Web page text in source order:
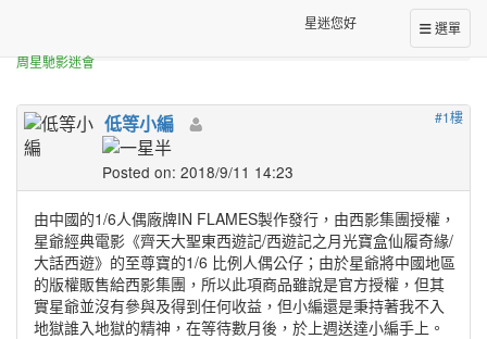
選單
星迷您好
周星馳影迷會
#1樓
低等小編
Posted on: 2018/9/11 14:23
由中國的1/6人偶廠牌IN FLAMES製作發行，由西影集團授權，
星爺經典電影《齊天大聖東西遊記/西遊記之月光寶盒仙履奇緣/
大話西遊》的至尊寶的1/6 比例人偶公仔；由於星爺將中國地區
的版權販售給西影集團，所以此項商品雖說是官方授權，但其
實星爺並沒有參與及得到任何收益，但小編還是秉持著我不入
地獄誰入地獄的精神，在等待數月後，於上週送達小編手上。